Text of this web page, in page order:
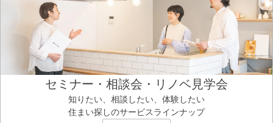
セミナー・相談会・リノベ見学会
知りたい、相談したい、体験したい
住まい探しのサービスラインナップ